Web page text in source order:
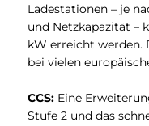
Ladestationen – je
und Netzkapazität –
kW erreicht werden.
bei vielen
CCS:Eine
Stufe 2 und das